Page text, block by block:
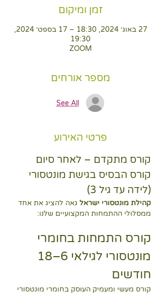
זמן ומיקום
27 באוג׳ 2024, 18:30 – 17 בספט׳ 2024,
19:30
ZOOM
מספר אורחים
See All
פרטי האירוע
קורס מתקדם – לאחר סיום
קורס הבסיס בגישת מונטסורי
(לידה עד גיל 3)
קהילת מונטסורי ישראל גאה להציג את אחד
ממסלולי ההתמחות המקצועיים שלנו:
קורס התמחות בחומרי
חודשים
קורס מעשי ומעמיק העוסק בחומרי מונטסורי